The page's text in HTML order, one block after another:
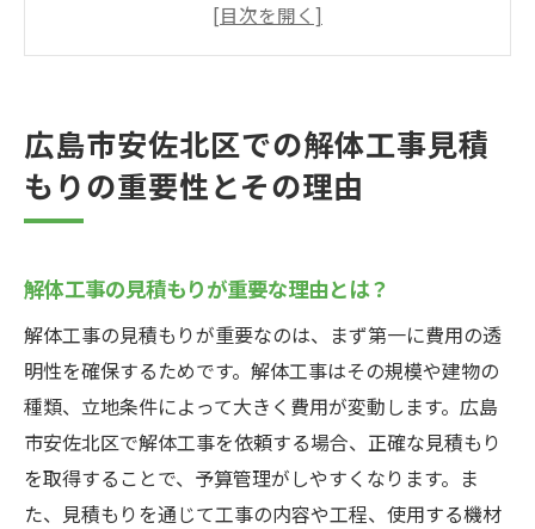
もり
見積もりの詳細が解体工事の全体像を左右
る
解体工事の見積もりを依頼する際の基本的な流
れ
見積もり依頼の初歩ステップ
見積もり依頼に必要な情報とは？
現地調査の重要性とその具体的な方法
広島市安佐北区での解体工事見積
もりの重要性とその理由
解体工事の見積もりが重要な理由とは？
解体工事の見積もりが重要なのは、まず第一に費用の透
明性を確保するためです。解体工事はその規模や建物の
種類、立地条件によって大きく費用が変動します。広島
市安佐北区で解体工事を依頼する場合、正確な見積もり
を取得することで、予算管理がしやすくなります。ま
た、見積もりを通じて工事の内容や工程、使用する機材